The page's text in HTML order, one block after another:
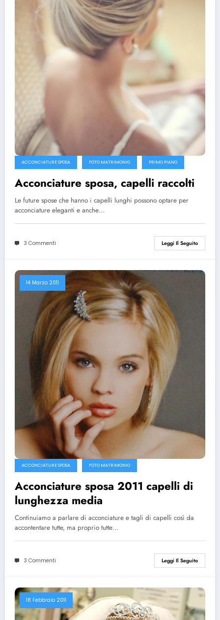
ACCONCIATURE SPOSA FOTO MATRIMONIO PRIMO PIANO
Acconciature sposa, capelli raccolti
Le future spose che hanno i capelli lunghi possono optare per
acconciature eleganti e anche…
3 Commenti Leggi Il Seguito
14 Marzo 2011
ACCONCIATURE SPOSA FOTO MATRIMONIO
Acconciature sposa 2011 capelli di
lunghezza media
Continuiamo a parlare di acconciature e tagli di capelli così da
accontentare tutte, ma proprio tutte…
3 Commenti Leggi Il Seguito
18 Febbraio 2011